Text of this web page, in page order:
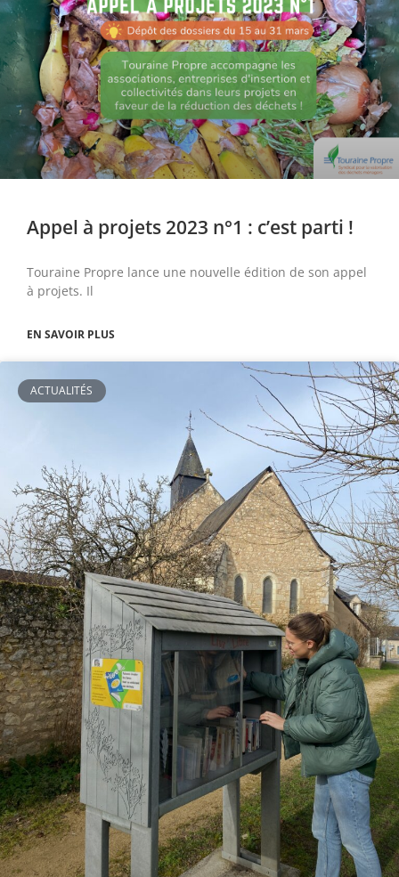
Appel à projets 2023 n°1 : c’est parti !
Touraine Propre lance une nouvelle édition de son appel
à projets. Il
EN SAVOIR PLUS
ACTUALITÉS